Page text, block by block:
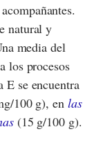
natural y
media del
los procesos
se encuentra
100 g), enlas
(15 g/100 g).